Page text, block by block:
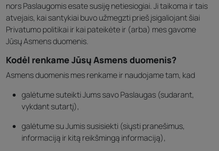
nors Paslaugomis esate susiję netiesiogiai. Ji taikoma ir tais
atvejais, kai santykiai buvo užmegzti prieš įsigaliojant šiai
Privatumo politikai ir kai pateikėte ir (arba) mes gavome
Jūsų Asmens duomenis.
Kodėl renkame Jūsų Asmens duomenis?
Asmens duomenis mes renkame ir naudojame tam, kad
galėtume suteikti Jums savo Paslaugas (sudarant,
vykdant sutartį),
galėtume su Jumis susisiekti (siųsti pranešimus,
informaciją ir kitą reikšmingą informaciją),